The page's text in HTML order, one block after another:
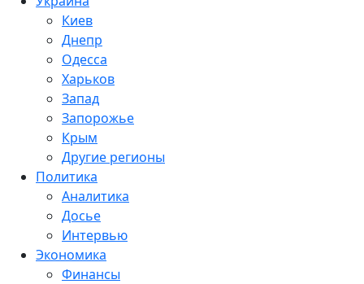
Киев
Днепр
Одесса
Харьков
Запад
Запорожье
Крым
Другие регионы
Политика
Аналитика
Досье
Интервью
Экономика
Финансы